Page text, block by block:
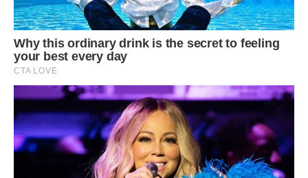
закон часто буває суворим, але справедливість — це те,
за що треба боротися. Ваш чоловік вважає, що він
господар ситуації, але він забув про одну маленьку
деталь.
будинок, була оформлена ще моїм дідом, і я була єдиною
спадкоємицею. Будинок ми справді будували разом, але
земля під ним належала тільки мені за правом спадку. Це
був той козир, про який Ігор у своєму самовпевненому
засліпленні просто забув.